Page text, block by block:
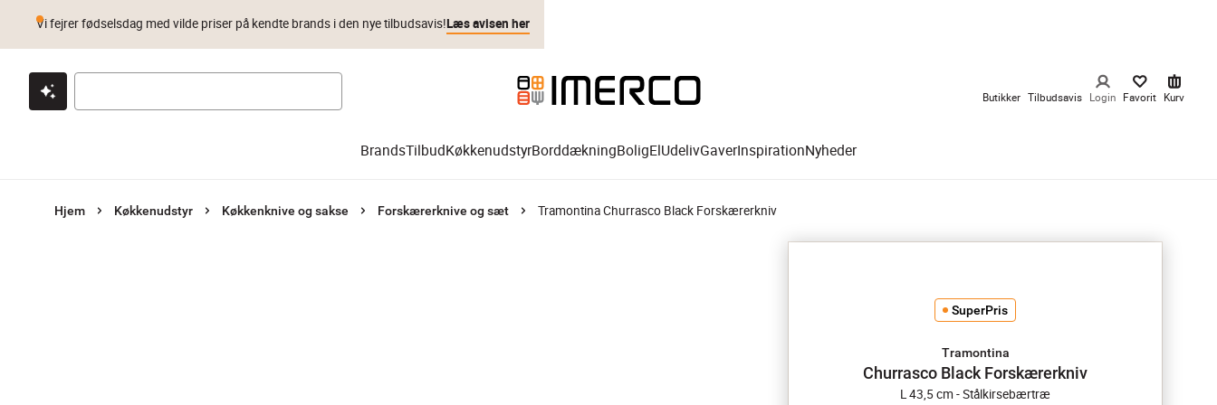
Klik & hent Byt i 1 år Prismatch
Vi fejrer fødselsdag med vilde priser på kendte brands i den nye tilbudsavis!Læs avisen her
Butikker Tilbudsavis Login Favorit Kurv
BrandsTilbudKøkkenudstyrBorddækningBoligElUdelivGaverInspirationNyheder
Hjem Køkkenudstyr Køkkenknive og sakse Forskærerknive og sæt Tramontina Churrasco Black Forskærerkniv
SuperPris
Tramontina
Churrasco Black Forskærerkniv
L 43,5 cm - Stålkirsebærtræ